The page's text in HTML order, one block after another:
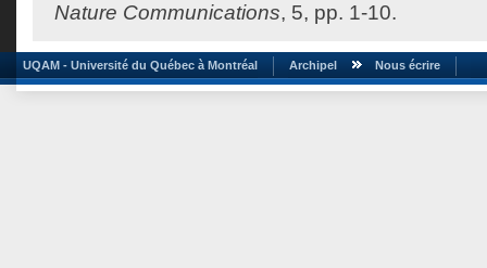
Nature Communications, 5, pp. 1-10.
UQAM - Université du Québec à Montréal Archipel Nous écrire